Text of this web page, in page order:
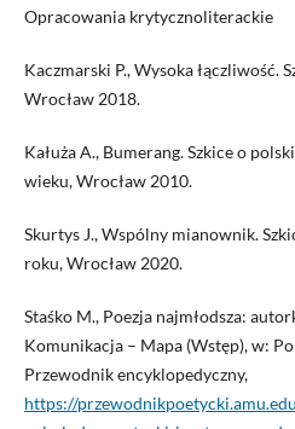
Opracowania krytycznoliterackie
Kaczmarski P., Wysoka łączliwość.
Wrocław 2018.
Kałuża A., Bumerang. Szkice o
wieku, Wrocław 2010.
Skurtys J., Wspólny mianownik.
roku, Wrocław 2020.
Staśko M., Poezja najmłodsza:
Komunikacja – Mapa (Wstęp), w:
Przewodnik encyklopedyczny,
https://